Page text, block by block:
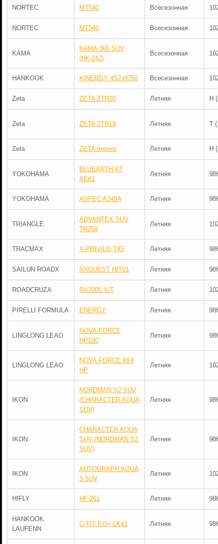
NORTEC MT540 Всесезонная
NORTEC MT540 Всесезонная
KAMA
КАМА-365 SUV
(НК-242)
Всесезонная
HANKOOK KINERGY 4S2 H750 Всесезонная
Zeta ZETA ZTR20 Летняя H
Zeta ZETA ZTR18 Летняя T
Zeta ZETA Impero Летняя H
YOKOHAMA
BLUEARTH-XT
AE61
Летняя
YOKOHAMA ASPEC A349A Летняя
TRIANGLE
ADVANTEX SUV
TR259
Летняя
TRACMAX X-PRIVILO TX5 Летняя
SAILUN ROADX RXQUEST H/T01 Летняя
ROADCRUZA RA7000 X/T Летняя
PIRELLI FORMULA ENERGY Летняя
LINGLONG LEAO
NOVA-FORCE
HP100
Летняя
LINGLONG LEAO
NOVA-FORCE 4X4
HP
Летняя
IKON
NORDMAN S2 SUV
(CHARACTER AQUA
SUV)
Летняя
IKON
CHARACTER AQUA
SUV (NORDMAN S2
SUV)
Летняя
IKON
AUTOGRAPH AQUA
3 SUV
Летняя
HIFLY HF-261 Летняя
HANKOOK
LAUFENN
G FIT EQ+ LK41 Летняя